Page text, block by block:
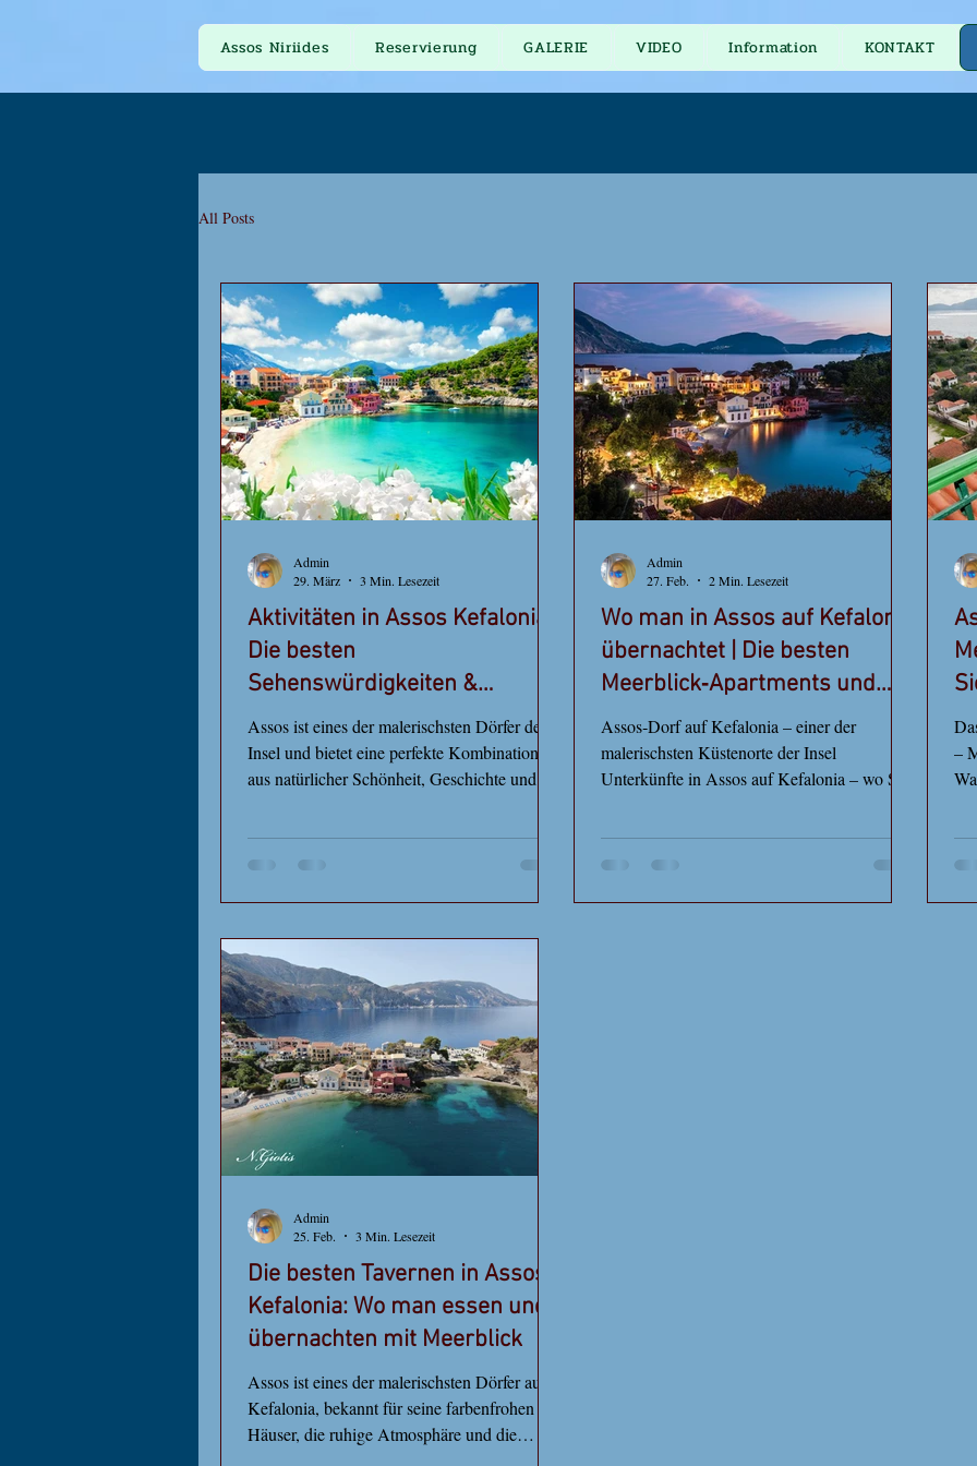
Assos Niriides Reservierung GALERIE VIDEO Information KONTAKT
All Posts
Aktivitäten in Assos Kefalonia:
Die besten
Sehenswürdigkeiten &
Geheimtipps
Assos ist eines der malerischsten Dörfer der
Insel und bietet eine perfekte Kombination
aus natürlicher Schönheit, Geschichte und
verbringen – es gibt viele Aktivitäten in Assos
machen. Assos Dorf Kefalonia mit bunten
Häusern und malerischem Hafen Entspannen
am Strand von Assos Der Hauptstrand von
Assos liegt direkt neben dem Dorf und bietet
ruhiges,
Admin
29. März
3 Min. Lesezeit
Wo man in Assos auf Kefalonia
übernachtet | Die besten
Meerblick‑Apartments und
‑Zimmer
Assos‑Dorf auf Kefalonia – einer der
malerischsten Küstenorte der Insel
Unterkünfte in Assos auf Kefalonia – wo Sie
bekannt für seine farbenfrohen Häuser, das
Sonnenuntergänge. Die Wahl der richtigen
Admin
27. Feb.
2 Min. Lesezeit
–
–
Die besten Tavernen in Assos
Kefalonia: Wo man essen und
übernachten mit Meerblick
Assos ist eines der malerischsten Dörfer auf
Kefalonia, bekannt für seine farbenfrohen
Häuser, die ruhige Atmosphäre und die
Admin
25. Feb.
3 Min. Lesezeit